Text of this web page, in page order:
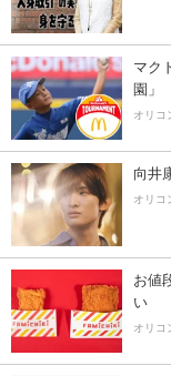
マク
園」
オリコ
向井
オリコ
お値
い
オリコ